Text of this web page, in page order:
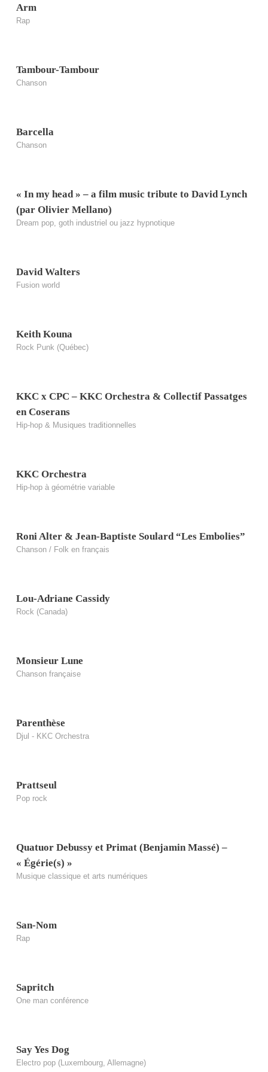
Arm
Rap
Tambour-Tambour
Chanson
Barcella
Chanson
« In my head » – a film music tribute to David Lynch
(par Olivier Mellano)
Dream pop, goth industriel ou jazz hypnotique
David Walters
Fusion world
Keith Kouna
Rock Punk (Québec)
KKC x CPC – KKC Orchestra & Collectif Passatges
en Coserans
Hip-hop & Musiques traditionnelles
KKC Orchestra
Hip-hop à géométrie variable
Roni Alter & Jean-Baptiste Soulard “Les Embolies”
Chanson / Folk en français
Lou-Adriane Cassidy
Rock (Canada)
Monsieur Lune
Chanson française
Parenthèse
Djul - KKC Orchestra
Prattseul
Pop rock
Quatuor Debussy et Primat (Benjamin Massé) –
« Égérie(s) »
Musique classique et arts numériques
San-Nom
Rap
Sapritch
One man conférence
Say Yes Dog
Electro pop (Luxembourg, Allemagne)